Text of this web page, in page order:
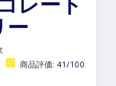
ー
商品評価: 41/100